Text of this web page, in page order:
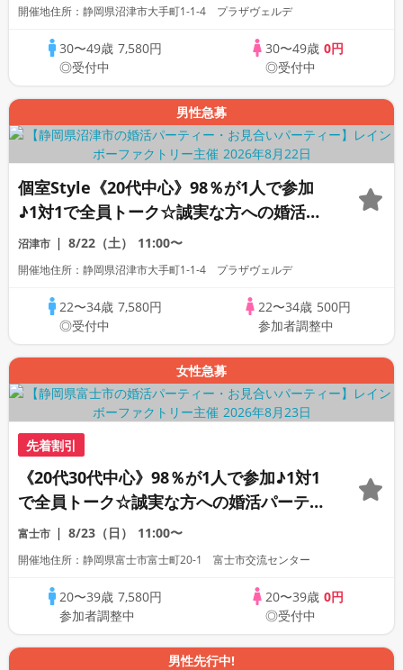
開催地住所：静岡県沼津市大手町1-1-4 プラザヴェルデ
30〜49歳 7,580円
◎受付中
30〜49歳 0円
◎受付中
男性急募
個室Style《20代中心》98％が1人で参加
♪1対1で全員トーク☆誠実な方への婚活パ
ーティー
沼津市 8/22（土） 11:00〜
開催地住所：静岡県沼津市大手町1-1-4 プラザヴェルデ
22〜34歳 7,580円
◎受付中
22〜34歳 500円
参加者調整中
女性急募
先着割引
《20代30代中心》98％が1人で参加♪1対1
で全員トーク☆誠実な方への婚活パーティ
ー
富士市 8/23（日） 11:00〜
開催地住所：静岡県富士市富士町20-1 富士市交流センター
20〜39歳 7,580円
参加者調整中
20〜39歳 0円
◎受付中
男性先行中!